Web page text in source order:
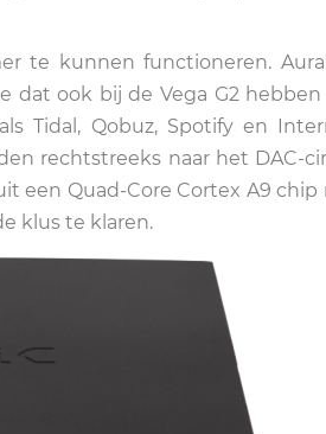
te kunnen functioneren.
dat ook bij de Vega G2 hebben
Tidal, Qobuz, Spotify en
rechtstreeks naar het DAC-
een Quad-Core Cortex A9 chip
klus te klaren.